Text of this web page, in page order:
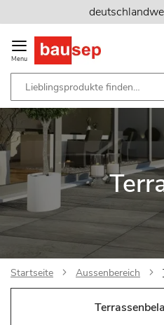
Inhalt
springen
Menu
Startseite Aussenbereich